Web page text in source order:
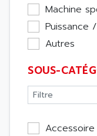
Machine
Puissance
Autres
SOUS-
Accessoire